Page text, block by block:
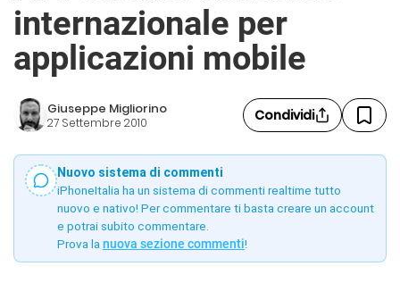
internazionale per
applicazioni mobile
Giuseppe Migliorino
27 Settembre 2010 Condividi
Nuovo sistema di commenti
iPhoneItalia ha un sistema di commenti realtime tutto
nuovo e nativo! Per commentare ti basta creare un account
e potrai subito commentare.
Prova la nuova sezione commenti!